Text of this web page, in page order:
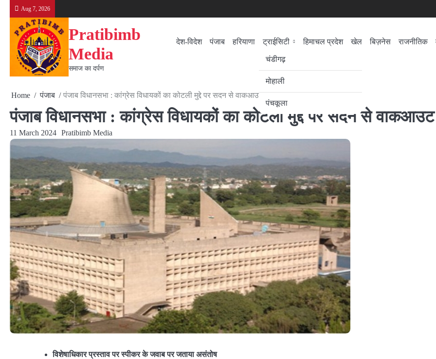
content
Aug 7, 2026
Pratibimb
Media
समाज का दर्पण
देश-विदेश पंजाब हरियाणा
ट्राईसिटी
चंडीगढ़
मोहाली
पंचकूला
हिमाचल प्रदेश खेल बिज़नेस राजनीतिक
Home पंजाब पंजाब विधानसभा : कांग्रेस विधायकों का कोटली मुद्दे पर सदन से वाकआउट
पंजाब विधानसभा : कांग्रेस विधायकों का कोटली मुद्दे पर सदन से वाकआउट
11 March 2024 Pratibimb Media
विशेषाधिकार प्रस्ताव पर स्पीकर के जवाब पर जताया असंतोष